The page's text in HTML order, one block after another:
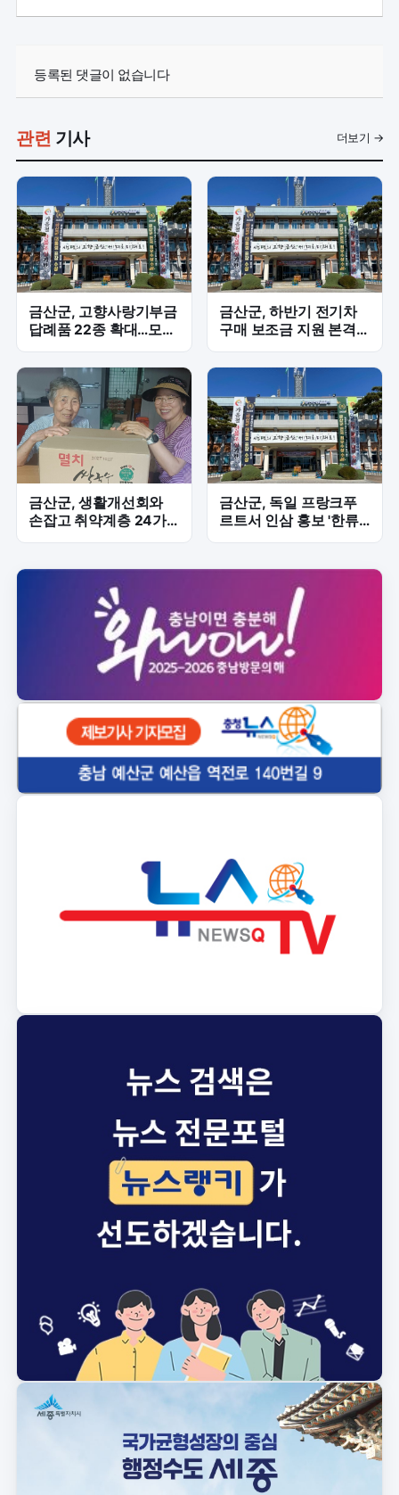
등록된 댓글이 없습니다
관련 기사 더보기 →
금산군, 고향사랑기부금
답례품 22종 확대…모금
확대 총력
금산군, 하반기 전기차
구매 보조금 지원 본격
화…승용 35대·승합 5대
예정
금산군, 생활개선회와
손잡고 취약계층 24가
구 '맞춤형 나눔' 본격화
금산군, 독일 프랑크푸
르트서 인삼 홍보 '한류
행사' 참가